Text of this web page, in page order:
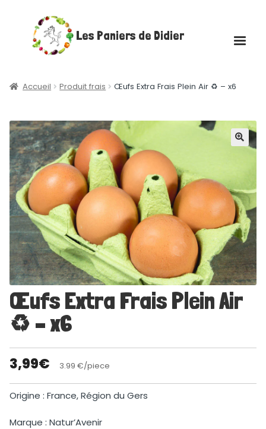
àau
Les Paniers de Didier
Accueil
le
menu
Les plateaux gourmands
Ouvrir
enfant
Poulets rôtis fermiers
Actualités
Contact
Mon compte
Accueil Produit frais Œufs Extra Frais Plein Air ♻ – x6
Œufs Extra Frais Plein Air
♻ – x6
3,99€ 3.99 €/piece
Origine : France, Région du Gers
Marque : Natur’Avenir